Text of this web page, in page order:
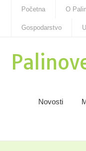
Početna O
Gospodarstvo
Novosti